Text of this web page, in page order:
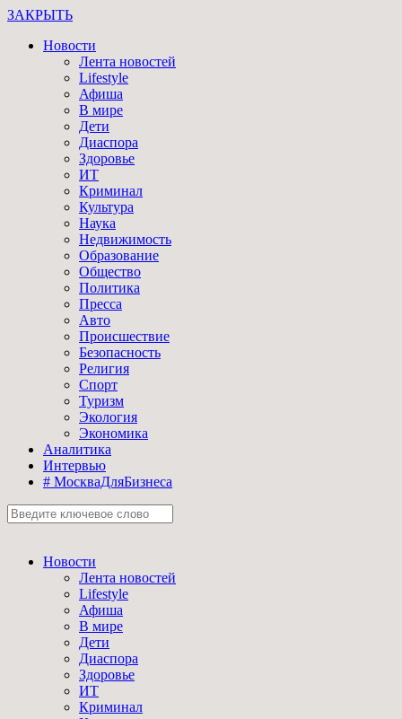
ЗАКРЫТЬ
Новости
Лента новостей
Lifestyle
Афиша
В мире
Дети
Диаспора
Здоровье
ИТ
Криминал
Культура
Наука
Недвижимость
Образование
Общество
Политика
Пресса
Авто
Происшествие
Безопасность
Религия
Спорт
Туризм
Экология
Экономика
Аналитика
Интервью
# МоскваДляБизнеса
Новости
Лента новостей
Lifestyle
Афиша
В мире
Дети
Диаспора
Здоровье
ИТ
Криминал